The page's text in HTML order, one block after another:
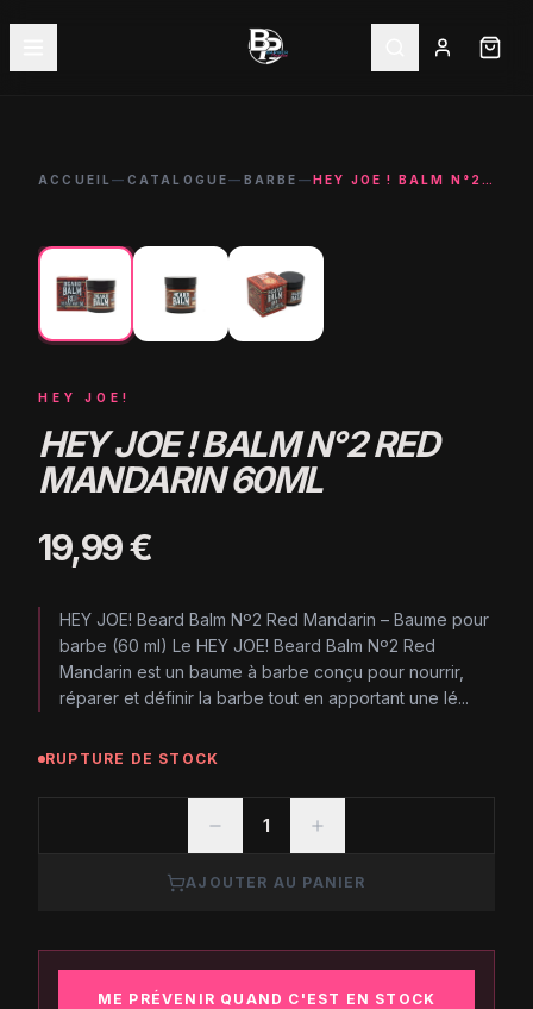
ACCUEIL— CATALOGUE— BARBE — HEY JOE ! BALM N°2 RED MANDARIN 60ML
HEY JOE!
HEY JOE ! BALM N°2 RED
MANDARIN 60ML
19,99 €
HEY JOE! Beard Balm Nº2 Red Mandarin – Baume pour
barbe (60 ml) Le HEY JOE! Beard Balm Nº2 Red
Mandarin est un baume à barbe conçu pour nourrir,
réparer et définir la barbe tout en apportant une lé...
RUPTURE DE STOCK
1
AJOUTER AU PANIER
ME PRÉVENIR QUAND C'EST EN STOCK